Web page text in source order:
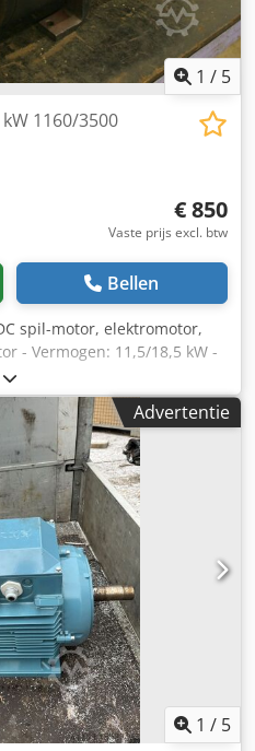
1 / 5
1160/3500
€ 850
Vaste prijs excl. btw
Bellen
spil-motor, elektromotor,
- Vermogen: 11,5/18,5 kW -
Aiob A Ngus Hjwa - 220 V
krpm - As: Ø 50 mm -
- Afmetingen: 910/340/H400
Advertentie
1 / 5